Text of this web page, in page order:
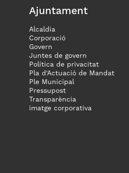
Ajuntament
Alcaldia
Corporació
Govern
Juntes de govern
Política de privacitat
Pla d'Actuació de Mandat
Ple Municipal
Pressupost
Transparència
imatge corporativa